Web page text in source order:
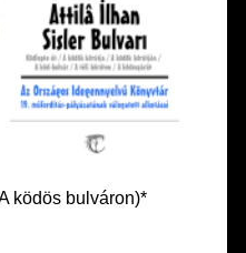
ködös bulváron)*